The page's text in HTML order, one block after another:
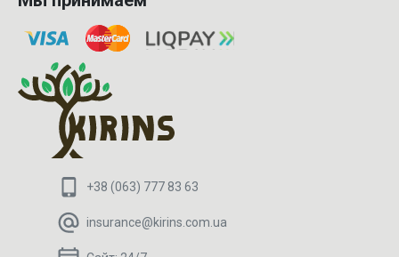
+38 (063) 777 83 63
insurance@kirins.com.ua